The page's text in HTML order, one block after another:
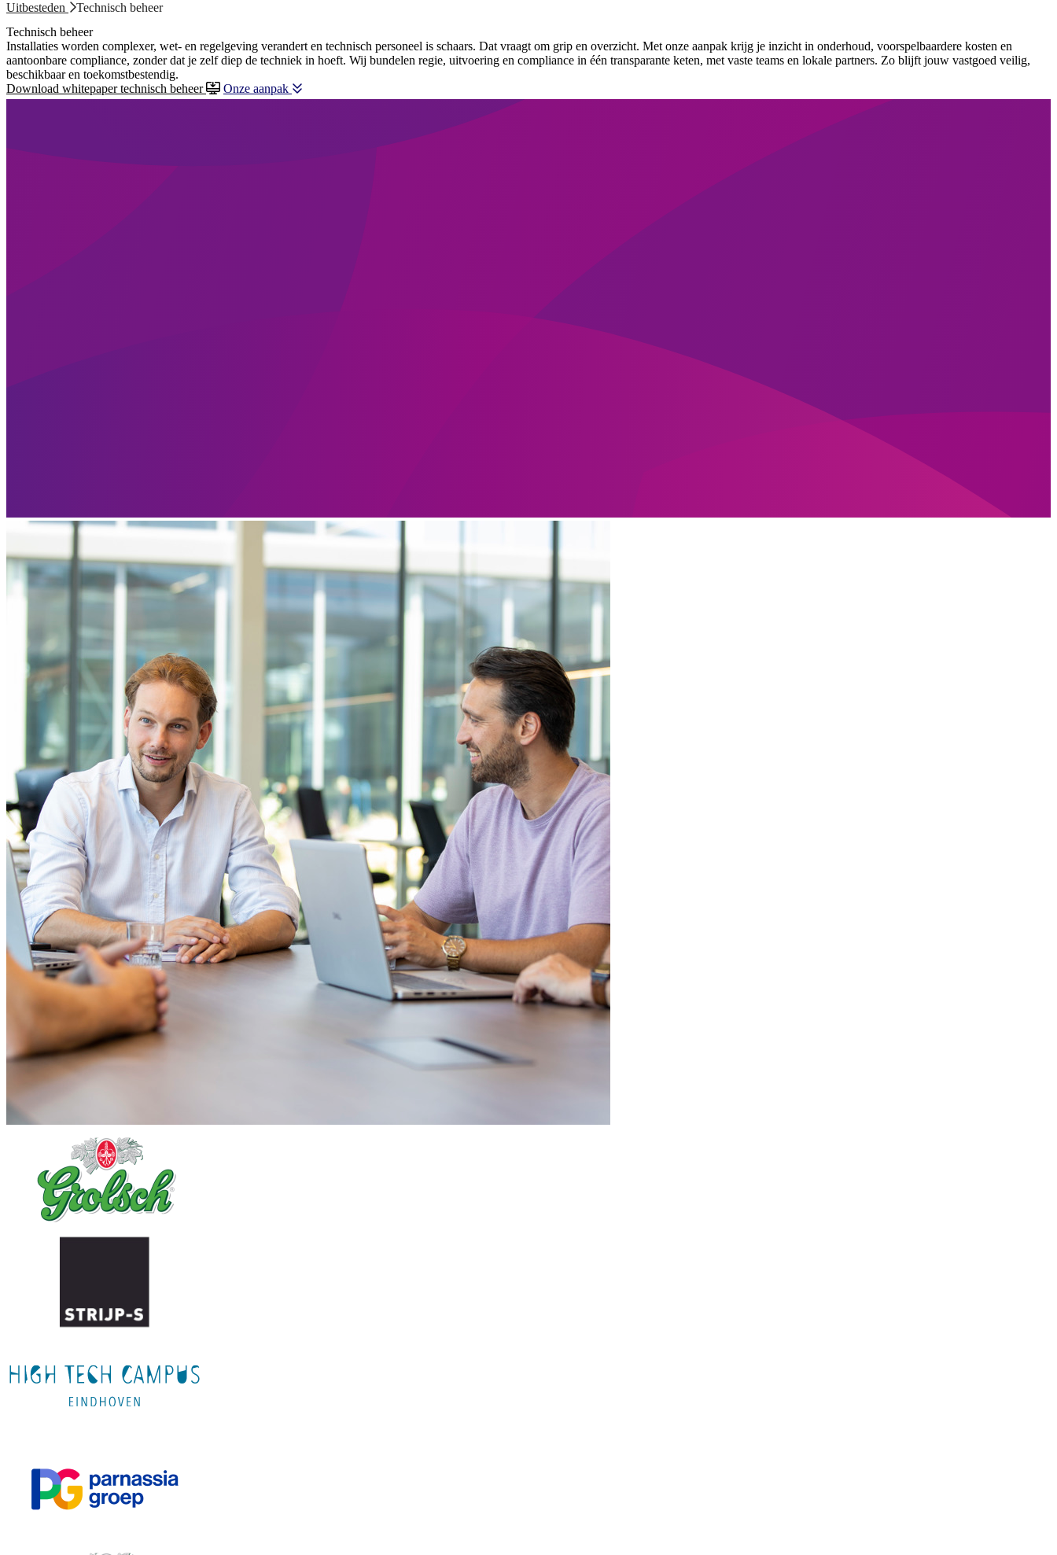
Uitbesteden
Technisch beheer
Technisch beheer
Installaties worden complexer, wet‑ en regelgeving verandert en technisch personeel is schaars. Dat vraagt om grip en overzicht. Met onze aanpak krijg je inzicht in onderhoud, voorspelbaardere kosten en
aantoonbare compliance, zonder dat je zelf diep de techniek in hoeft. Wij bundelen regie, uitvoering en compliance in één transparante keten, met vaste teams en lokale partners. Zo blijft jouw vastgoed veilig,
beschikbaar en toekomstbestendig.
Download whitepaper technisch beheer
Onze aanpak